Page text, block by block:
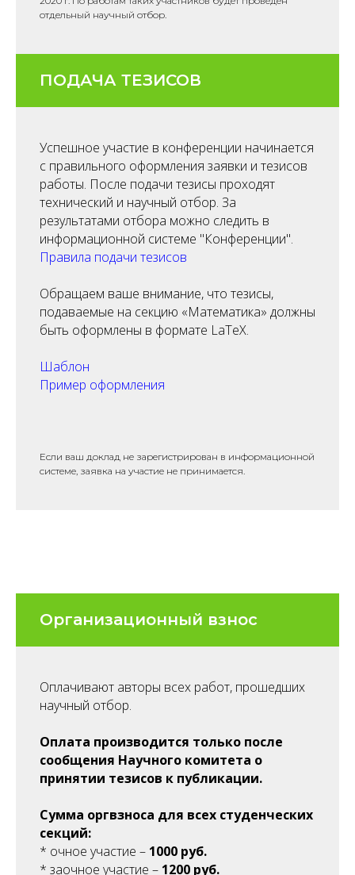
отдельный научный отбор.
ПОДАЧА ТЕЗИСОВ
Успешное участие в конференции начинается
с правильного оформления заявки и тезисов
работы. После подачи тезисы проходят
технический и научный отбор. За
результатами отбора можно следить в
информационной системе "Конференции".
Правила подачи тезисов
Обращаем ваше внимание, что тезисы,
подаваемые на секцию «Математика» должны
быть оформлены в формате LaTeX.
Шаблон
Пример оформления
Если ваш доклад не зарегистрирован в информационной
системе, заявка на участие не принимается.
Организационный взнос
Оплачивают авторы всех работ, прошедших
научный отбор.
Оплата производится только после
сообщения Научного комитета о
принятии тезисов к публикации.
Сумма оргвзноса для всех студенческих
секций:
* очное участие – 1000 руб.
* заочное участие – 1200 руб.